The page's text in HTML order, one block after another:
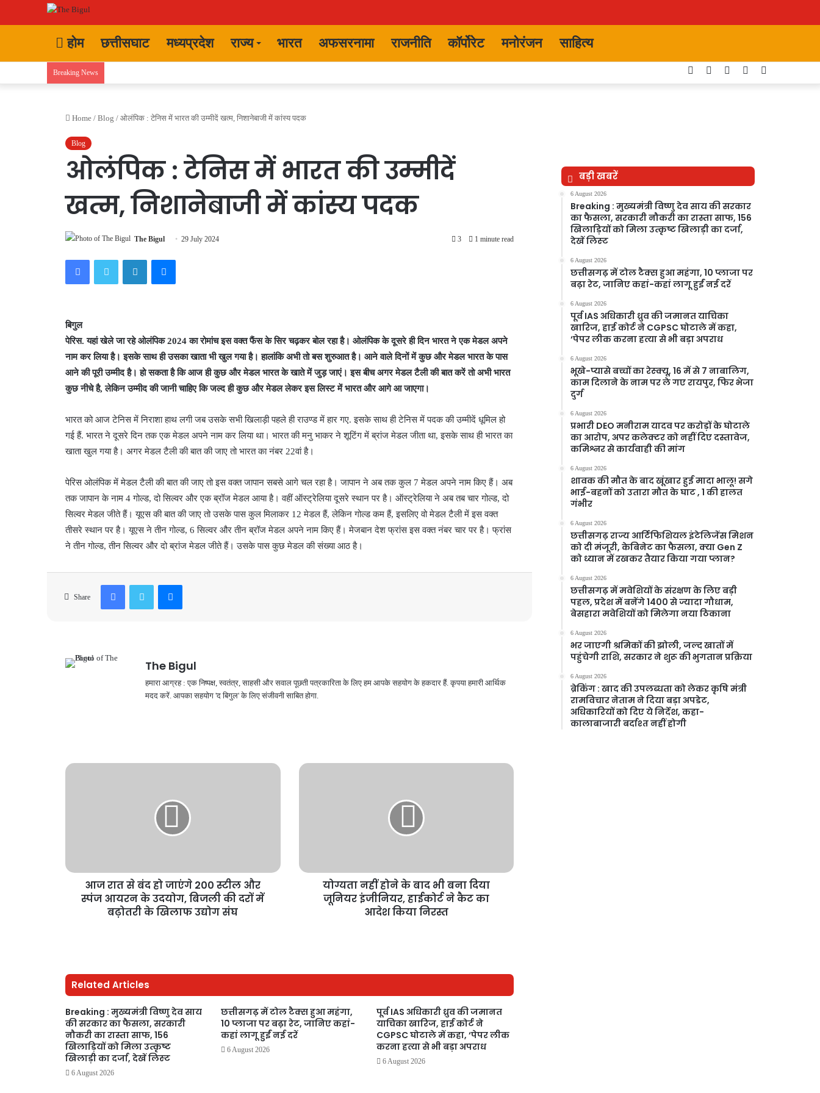
होम छत्तीसघाट मध्यप्रदेश राज्य भारत अफसरनामा राजनीति कॉर्पोरेट मनोरंजन साहित्य
Breaking News
skin
Instagram
YouTube
Twitter
Facebook
Home / Blog / ओलंपिक : टेनिस में भारत की उम्मीदें खत्म, निशानेबाजी में कांस्य पदक
Blog
ओलंपिक : टेनिस में भारत की उम्मीदें
खत्म, निशानेबाजी में कांस्य पदक
The Bigul 29 July 2024 3 1 minute read
FacebookTwitter LinkedInMessenger
बिगुल
पेरिस. यहां खेले जा रहे ओलंपिक 2024 का रोमांच इस वक्त फैंस के सिर चढ़कर बोल रहा है। ओलंपिक के दूसरे ही दिन भारत ने एक मेडल अपने
नाम कर लिया है। इसके साथ ही उसका खाता भी खुल गया है। हालांकि अभी तो बस शुरुआत है। आने वाले दिनों में कुछ और मेडल भारत के पास
आने की पूरी उम्मीद है। हो सकता है कि आज ही कुछ और मेडल भारत के खाते में जुड़ जाएं। इस बीच अगर मेडल टैली की बात करें तो अभी भारत
कुछ नीचे है, लेकिन उम्मीद की जानी चाहिए कि जल्द ही कुछ और मेडल लेकर इस लिस्ट में भारत और आगे आ जाएगा।
भारत को आज टेनिस में निराशा हाथ लगी जब उसके सभी खिलाड़ी पहले ही राउण्ड में हार गए. इसके साथ ही टेनिस में पदक की उम्मीदें धूमिल हो
गई हैं. भारत ने दूसरे दिन तक एक मेडल अपने नाम कर लिया था। भारत की मनु भाकर ने शूटिंग में ब्रांज मेडल जीता था, इसके साथ ही भारत का
खाता खुल गया है। अगर मेडल टैली की बात की जाए तो भारत का नंबर 22वां है।
पेरिस ओलंपिक में मेडल टैली की बात की जाए तो इस वक्त जापान सबसे आगे चल रहा है। जापान ने अब तक कुल 7 मेडल अपने नाम किए हैं। अब
तक जापान के नाम 4 गोल्ड, दो सिल्वर और एक ब्रॉज मेडल आया है। वहीं ऑस्ट्रेलिया दूसरे स्थान पर है। ऑस्ट्रेलिया ने अब तब चार गोल्ड, दो
सिल्वर मेडल जीते हैं। यूएस की बात की जाए तो उसके पास कुल मिलाकर 12 मेडल हैं, लेकिन गोल्ड कम हैं, इसलिए वो मेडल टैली में इस वक्त
तीसरे स्थान पर है। यूएस ने तीन गोल्ड, 6 सिल्वर और तीन ब्रॉज मेडल अपने नाम किए हैं। मेजबान देश फ्रांस इस वक्त नंबर चार पर है। फ्रांस
ने तीन गोल्ड, तीन सिल्वर और दो ब्रांज मेडल जीते हैं। उसके पास कुछ मेडल की संख्या आठ है।
Share
FacebookTwitter Messenger
The Bigul
हमारा आग्रह : एक निष्पक्ष, स्वतंत्र, साहसी और सवाल पूछती पत्रकारिता के लिए हम आपके सहयोग के हकदार हैं. कृपया हमारी आर्थिक
मदद करें. आपका सहयोग 'द बिगुल' के लिए संजीवनी साबित होगा.
आज रात से बंद हो जाएंगे 200 स्टील और
स्पंज आयरन के उदयोग, बिजली की दरों में
बढ़ोतरी के खिलाफ उद्योग संघ
योग्यता नहीं होने के बाद भी बना दिया
जूनियर इंजीनियर, हाईकोर्ट ने कैट का
आदेश किया निरस्त
Related Articles
Breaking : मुख्यमंत्री विष्णु देव साय
की सरकार का फैसला, सरकारी
नौकरी का रास्ता साफ, 156
खिलाड़ियों को मिला उत्कृष्ट
खिलाड़ी का दर्जा, देखें लिस्‍ट
6 August 2026
छत्तीसगढ़ में टोल टैक्स हुआ महंगा,
10 प्लाजा पर बढ़ा रेट, जानिए कहां-
कहां लागू हुईं नई दरें
6 August 2026
पूर्व IAS अधिकारी ध्रुव की जमानत
याचिका खारिज, हाई कोर्ट ने
CGPSC घोटाले में कहा, ‘पेपर लीक
करना हत्या से भी बड़ा अपराध
6 August 2026
बड़ी खबरें
6 August 2026
Breaking : मुख्यमंत्री विष्णु देव साय की सरकार
का फैसला, सरकारी नौकरी का रास्ता साफ, 156
खिलाड़ियों को मिला उत्कृष्ट खिलाड़ी का दर्जा,
देखें लिस्‍ट
6 August 2026
छत्तीसगढ़ में टोल टैक्स हुआ महंगा, 10 प्लाजा पर
बढ़ा रेट, जानिए कहां-कहां लागू हुईं नई दरें
6 August 2026
पूर्व IAS अधिकारी ध्रुव की जमानत याचिका
खारिज, हाई कोर्ट ने CGPSC घोटाले में कहा,
‘पेपर लीक करना हत्या से भी बड़ा अपराध
6 August 2026
भूखे-प्यासे बच्चों का रेस्क्यू, 16 में से 7 नाबालिग,
काम दिलाने के नाम पर ले गए रायपुर, फिर भेजा
दुर्ग
6 August 2026
प्रभारी DEO मनीराम यादव पर करोड़ों के घोटाले
का आरोप, अपर कलेक्टर को नहीं दिए दस्तावेज,
कमिश्नर से कार्यवाही की मांग
6 August 2026
शावक की मौत के बाद खूंखार हुई मादा भालू! सगे
भाई-बहनों को उतारा मौत के घाट , 1 की हालत
गंभीर
6 August 2026
छत्तीसगढ़ राज्य आर्टिफिशियल इंटेलिजेंस मिशन
को दी मंजूरी, केबिनेट का फैसला, क्या Gen Z
को ध्यान में रखकर तैयार किया गया प्लान?
6 August 2026
छत्तीसगढ़ में मवेशियों के संरक्षण के लिए बड़ी
पहल, प्रदेश में बनेंगे 1400 से ज्यादा गौधाम,
बेसहारा मवेशियों को मिलेगा नया ठिकाना
6 August 2026
भर जाएगी श्रमिकों की झोली, जल्द खातों में
पहुंचेगी राशि, सरकार ने शुरू की भुगतान प्रक्रिया
6 August 2026
ब्रेकिंग : खाद की उपलब्धता को लेकर कृषि मंत्री
रामविचार नेताम ने दिया बड़ा अपडेट,
अधिकारियों को दिए ये निर्देश, कहा-
कालाबाजारी बर्दाश्त नहीं होगी